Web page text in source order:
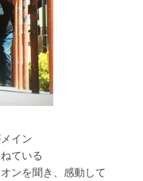
イン
ている
ンを聞き、感動して